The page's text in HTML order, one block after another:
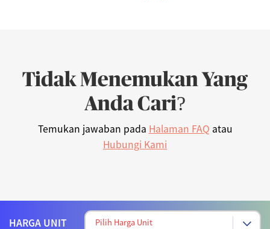
Tidak Menemukan Yang
Anda Cari?
Temukan jawaban pada Halaman FAQ atau
Hubungi Kami
HARGA UNIT